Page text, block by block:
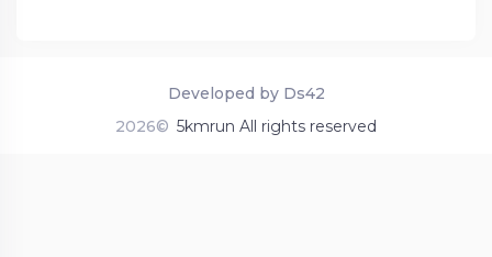
2026© 5kmrun All rights reserved
Developed by Ds42